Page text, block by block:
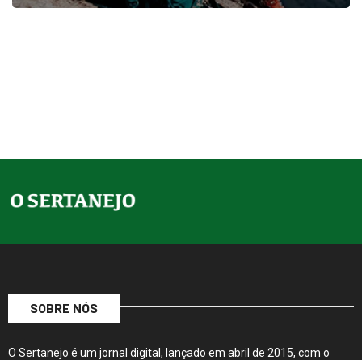
SOBRE NÓS
O Sertanejo é um jornal digital, lançado em abril de 2015, com o